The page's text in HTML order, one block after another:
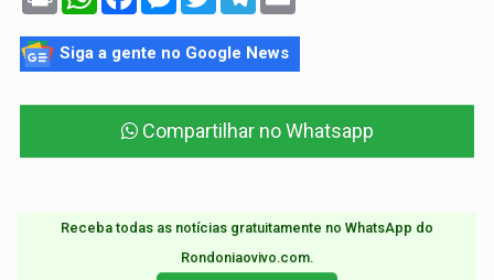
Siga a gente no Google News
Compartilhar no Whatsapp
Receba todas as notícias gratuitamente no WhatsApp do
Rondoniaovivo.com.​